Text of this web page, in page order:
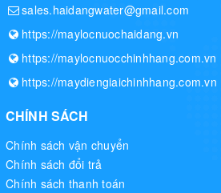
sales.haidangwater@gmail.com
https://maylocnuochaidang.vn
https://maylocnuocchinhhang.com.vn
https://maydiengiaichinhhang.com.vn
CHÍNH SÁCH
Chính sách vận chuyển
Chính sách đổi trả
Chính sách thanh toán